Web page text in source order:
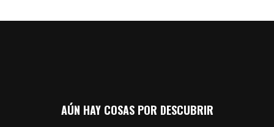
AÚN HAY COSAS POR DESCUBRIR